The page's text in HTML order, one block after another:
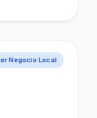
Negocio Local